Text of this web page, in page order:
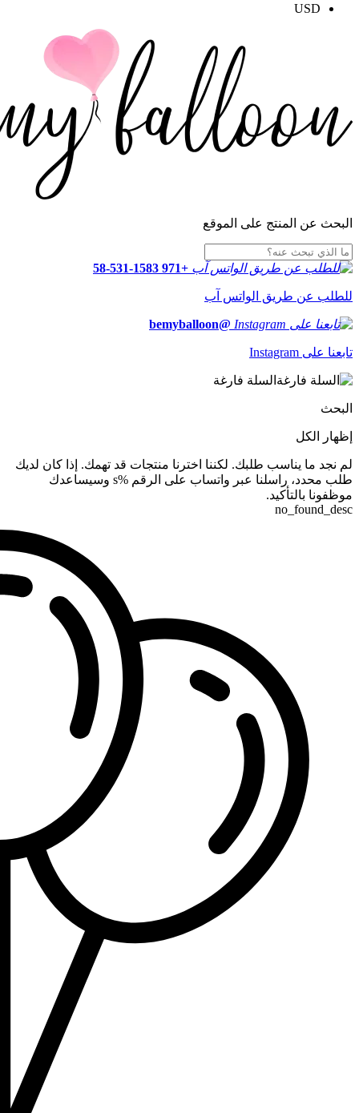
USD
البحث عن المنتج على الموقع
+971 58-531-1583
للطلب عن طريق الواتس آب
@bemyballoon
تابعنا على Instagram
السلة فارغة
البحث
إظهار الكل
لم نجد ما يناسب طلبك. لكننا اخترنا منتجات قد تهمك. إذا كان لديك
طلب محدد، راسلنا عبر واتساب على الرقم %s وسيساعدك
موظفونا بالتأكيد.
no_found_desc